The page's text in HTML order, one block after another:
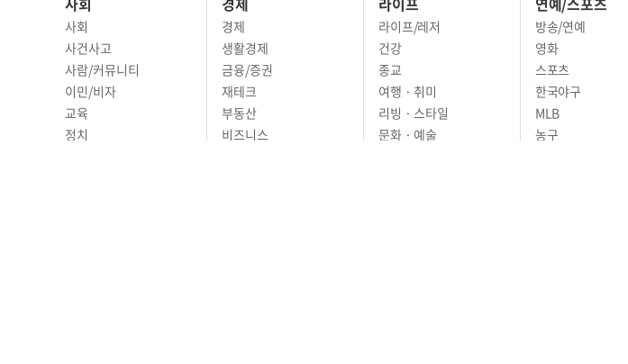
사회
사건사고
사람/커뮤니티
이민/비자
교육
정치
경제
생활경제
금융/증권
재테크
부동산
비즈니스
라이프/레저
건강
종교
여행 · 취미
리빙 · 스타일
문화 · 예술
방송/연예
영화
스포츠
한국야구
MLB
농구